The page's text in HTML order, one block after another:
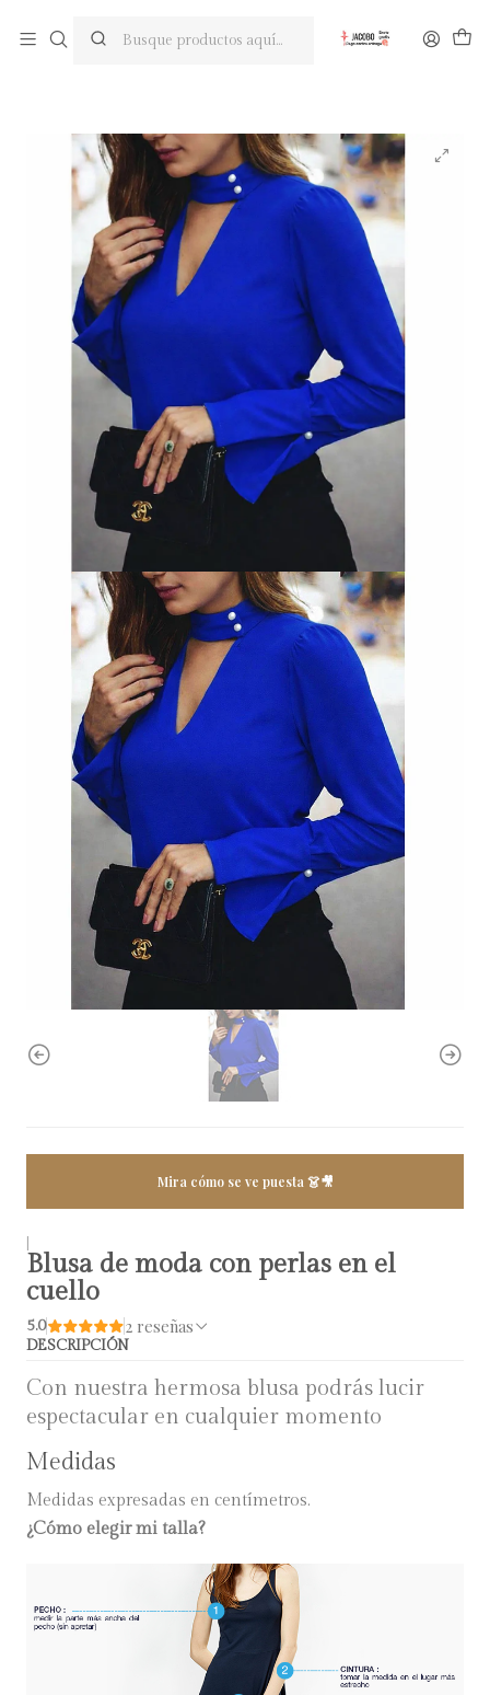
Mira cómo se ve puesta 👗🎥
Blusa de moda con perlas en el
cuello
5.0 2 reseñas
DESCRIPCIÓN
Con nuestra hermosa blusa podrás lucir
espectacular en cualquier momento
Medidas
Medidas expresadas en centímetros.
¿Cómo elegir mi talla?